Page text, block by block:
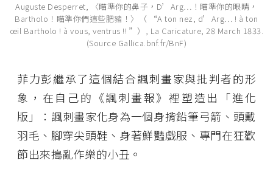
Auguste Desperret, 〈瞄準你的鼻子，D’Arg…！瞄準你的眼睛，
Bartholo！瞄準你們這些肥豬！〉（ “A ton nez, d’Arg… ! à ton
œil Bartholo ! à vous, ventrus !! ”）, La Caricature, 28 March 1833.
(Source Gallica.bnf.fr/BnF)
菲力彭繼承了這個結合諷刺畫家與批判者的形
象，在自己的《諷刺畫報》裡塑造出「進化
版」：諷刺畫家化身為一個身揹鉛筆弓箭、頭戴
羽毛、腳穿尖頭鞋、身著鮮豔戲服、專門在狂歡
節出來搗亂作樂的小丑。